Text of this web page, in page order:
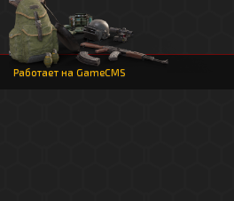
Работает на GameCMS